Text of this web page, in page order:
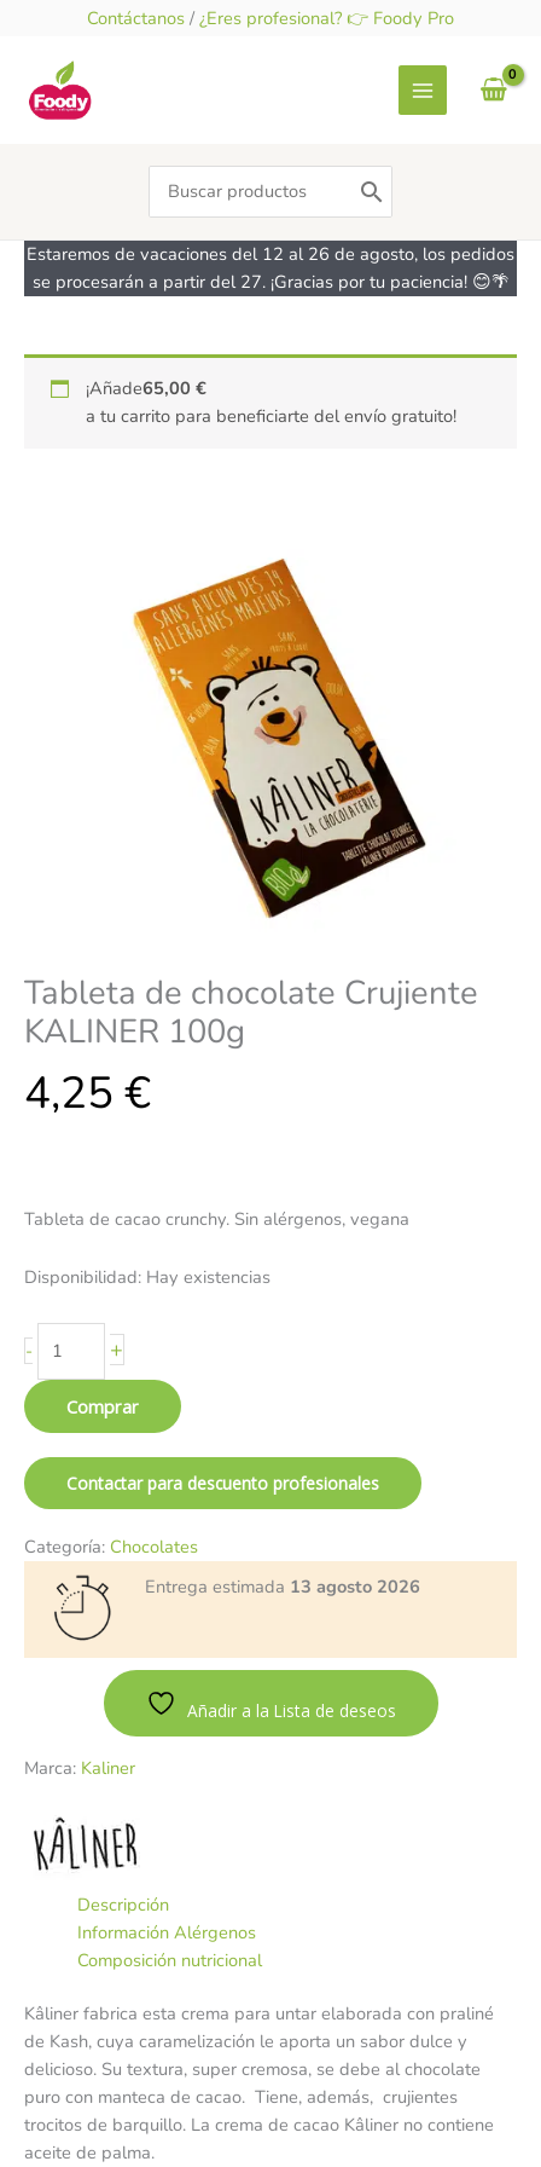
contenido
Contáctanos / ¿Eres profesional? 👉 Foody Pro
Search
for:
Estaremos de vacaciones del 12 al 26 de agosto, los pedidos
se procesarán a partir del 27. ¡Gracias por tu paciencia! 😊🌴
¡Añade65,00€
a tu carrito para beneficiarte del envío gratuito!
Tableta de chocolate Crujiente
KALINER 100g
4,25 €
Tableta de cacao crunchy. Sin alérgenos, vegana
Disponibilidad: Hay existencias
-
Tableta
de
chocolate
+
Comprar
Contactar para descuento profesionales
Categoría: Chocolates
Entrega estimada 13 agosto 2026
Añadir a la Lista de deseos
Marca: Kaliner
Descripción
Información Alérgenos
Composición nutricional
Kâliner fabrica esta crema para untar elaborada con praliné
de Kash, cuya caramelización le aporta un sabor dulce y
delicioso. Su textura, super cremosa, se debe al chocolate
puro con manteca de cacao. Tiene, además, crujientes
trocitos de barquillo. La crema de cacao Kâliner no contiene
aceite de palma.